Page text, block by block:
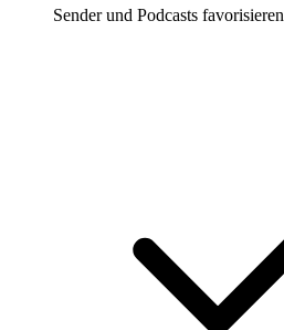
Sender und Podcasts favorisieren